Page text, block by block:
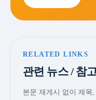
RELATED LINKS
관련 뉴스 / 참
본문 재게시 없이 제목